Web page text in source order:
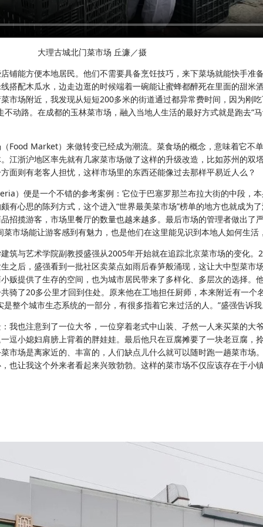
丘濂／摄
铺能方便本地居民。他们不需要具备烹饪技巧，来下菜场就能快手
搭配木瓜水，边走边逛的时候端着一碗能让蜜蜂都醉死在里面的甜
市场附近，我发现从短短200多米的街道通过都异常费时间，因为刚
动路。在成都的玉林菜市场，融入当地人生活的最好方式就是跑去“
Food Market）来做转变已经成为潮流。菜食场的概念，意味着它不
江浙沪地区率先就有几家菜市场做了这样的升级改造，比如苏州的
面则有老客人担忧，这样市场里的东西还能像过去那样平易近人么？
）便是一个不错的参考案例：它位于巴塞罗那兰布拉大街的中段，
有心思的陈列方式，这个进入“世界最美菜市场”榜单的地方也就成为
招揽游客，市场里餐厅的数量也越来越多。最后市场的管理者做出
市场能让游客感到有魅力，也是他们在这里能见识到本地人如何生活
筑与艺术学院副教授盛强从2005年开始就在追踪北京菜市场的变化
之后，盛强看到一批社区卖菜点如雨后春笋般涌现，这让大中型菜
贩提供了生存的空间，也为城市居民带来了多样化、多层次的选择。
骑了20多公里才回到住处。原来他在工地担任厨师，本来附近有一个
整个城市生态系统的一部分，有很多指着它来过活的人。”盛强告诉
我也注意到了一位大爷，一位穿着老式中山装、孑然一人来买菜的大
逗小媳妇肩膀上背着的胖娃娃。最后他只在豆腐摊要了一块老豆腐
场是离家近的、丰富的，人们缺点儿什么就可以随时跑一趟菜市场
也让我这个外来者看起来兴致勃勃。这样的菜市场不仅应该存在于小